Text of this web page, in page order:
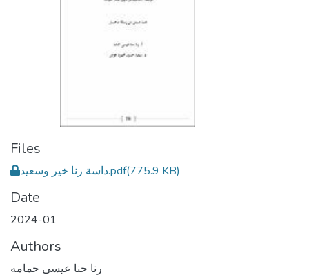
Files
داسة رنا خير وسعيد.pdf(775.9 KB)
Date
2024-01
Authors
رنا حنا عيسى حمامه